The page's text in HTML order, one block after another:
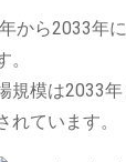
から2033年
規模は2033
れています。